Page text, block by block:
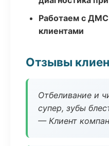
Работаем с
клиентами
Отзывы
Отбеливание и
супер, зубы
— Клиент